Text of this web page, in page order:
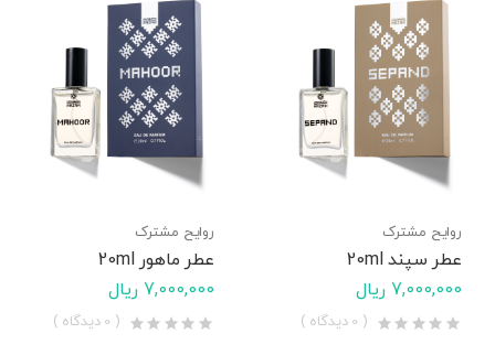
روایح مشترک
عطر سپند 20ml
7,000,000 ریال
( 0 دیدگاه )
روایح مشترک
عطر ماهور 20ml
7,000,000 ریال
( 0 دیدگاه )